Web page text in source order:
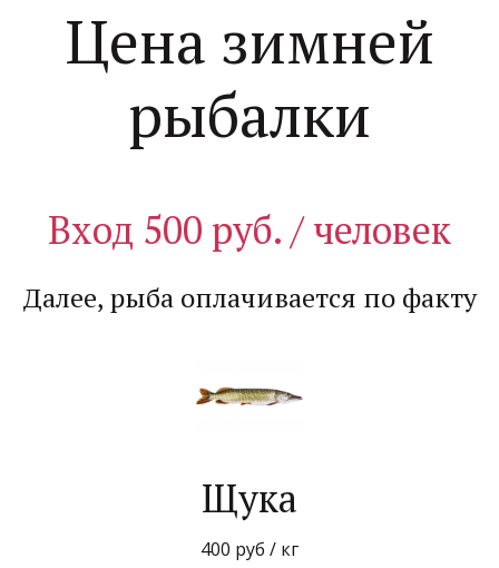
Цена зимней
рыбалки
Вход 500 руб. / человек
Далее, рыба оплачивается по факту
Щука
400 руб / кг